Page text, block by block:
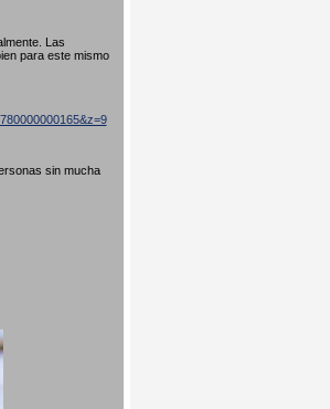
Las
para este mismo
sin mucha